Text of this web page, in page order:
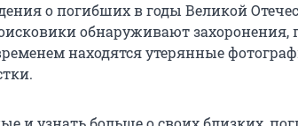
о погибших в годы Великой
обнаруживают захоронения,
находятся утерянные